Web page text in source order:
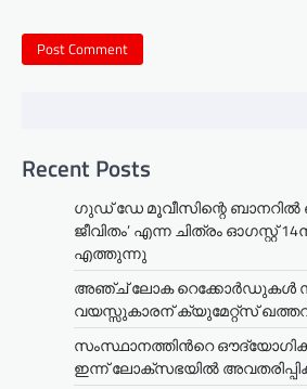
Recent Posts
ഗുഡ് ഡേ മൂവീസിന്റെ ബാനറിൽ
ജീവിതം’ എന്ന ചിത്രം ഓഗസ്റ്റ്
എത്തുന്നു
അഞ്ച് ലോക റെക്കോർഡുകൾ
വയസ്സുകാരന് ക്യുമേറ്റ്സ്
സംസ്ഥാനത്തിന്‍റെ ഔദ്യോഗിക
ഇന്ന് ലോക്സഭയില്‍